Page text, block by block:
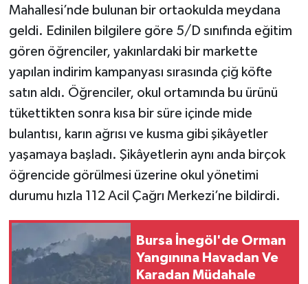
Mahallesi’nde bulunan bir ortaokulda meydana
geldi. Edinilen bilgilere göre 5/D sınıfında eğitim
gören öğrenciler, yakınlardaki bir markette
yapılan indirim kampanyası sırasında çiğ köfte
satın aldı. Öğrenciler, okul ortamında bu ürünü
tükettikten sonra kısa bir süre içinde mide
bulantısı, karın ağrısı ve kusma gibi şikâyetler
yaşamaya başladı. Şikâyetlerin aynı anda birçok
öğrencide görülmesi üzerine okul yönetimi
durumu hızla 112 Acil Çağrı Merkezi’ne bildirdi.
Bursa İnegöl'de Orman
Yangınına Havadan Ve
Karadan Müdahale